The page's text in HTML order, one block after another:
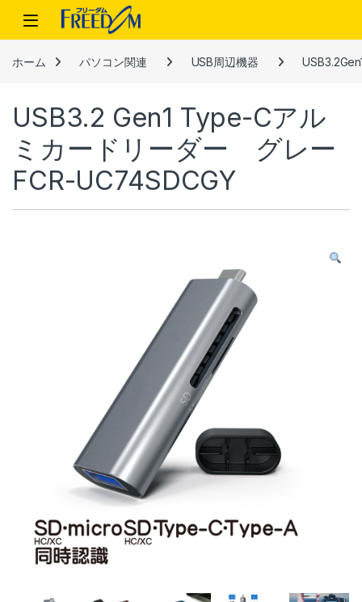
Skip to navigation
Skip to content
ホーム パソコン関連 USB周辺機器
USB3.2 Gen1 Type-Cアル
ミカードリーダー グレー
FCR-UC74SDCGY